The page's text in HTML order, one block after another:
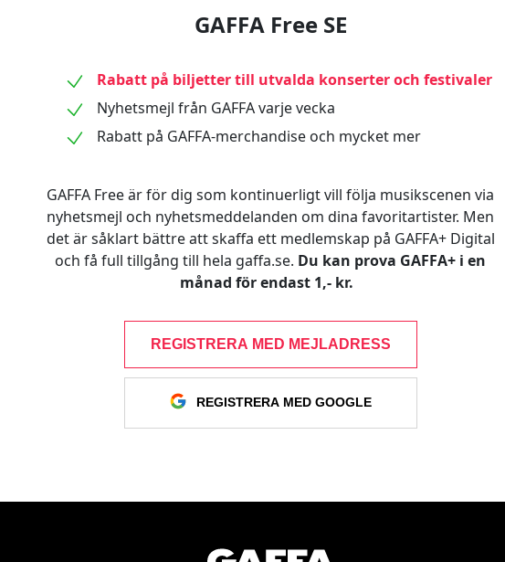
GAFFA Free SE
Rabatt på biljetter till utvalda konserter och festivaler
Nyhetsmejl från GAFFA varje vecka
Rabatt på GAFFA-merchandise och mycket mer
GAFFA Free är för dig som kontinuerligt vill följa musikscenen via
nyhetsmejl och nyhetsmeddelanden om dina favoritartister. Men
det är såklart bättre att skaffa ett medlemskap på GAFFA+ Digital
och få full tillgång till hela gaffa.se. Du kan prova GAFFA+ i en
månad för endast 1,- kr.
REGISTRERA MED MEJLADRESS
REGISTRERA MED GOOGLE